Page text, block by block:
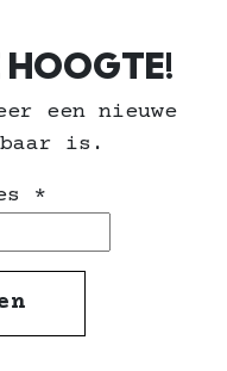
HOOGTE!
een nieuwe
is.
*